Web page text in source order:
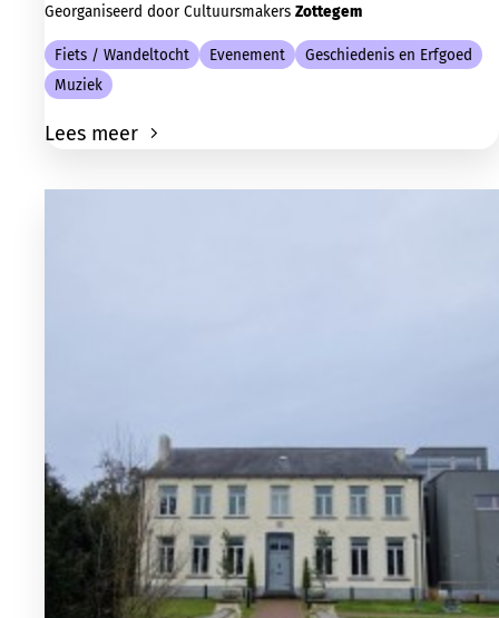
Georganiseerd door Cultuursmakers Zottegem
Fiets / Wandeltocht Evenement
Geschiedenis en Erfgoed
Muziek
Lees meer